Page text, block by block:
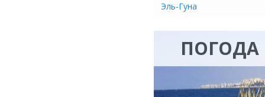
Эль-Гуна
ПОГОДА